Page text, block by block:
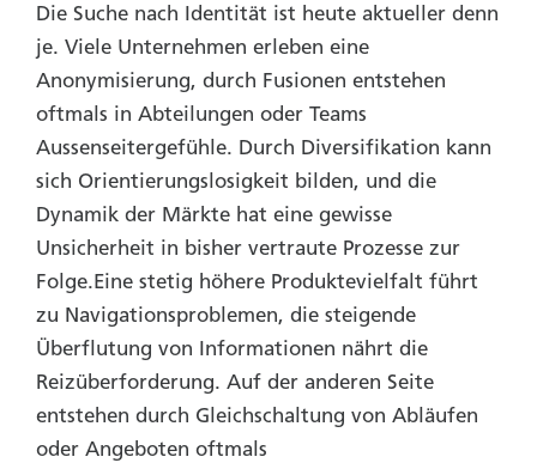
Die Suche nach Identität ist heute aktueller denn
je. Viele Unternehmen erleben eine
Anonymisierung, durch Fusionen entstehen
oftmals in Abteilungen oder Teams
Aussenseitergefühle. Durch Diversifikation kann
sich Orientierungslosigkeit bilden, und die
Dynamik der Märkte hat eine gewisse
Unsicherheit in bisher vertraute Prozesse zur
Folge.Eine stetig höhere Produktevielfalt führt
zu Navigationsproblemen, die steigende
Überflutung von Informationen nährt die
Reizüberforderung. Auf der anderen Seite
entstehen durch Gleichschaltung von Abläufen
oder Angeboten oftmals